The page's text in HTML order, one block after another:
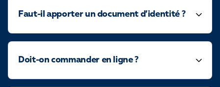
Faut-il apporter un document d’identité ?
Doit-on commander en ligne ?